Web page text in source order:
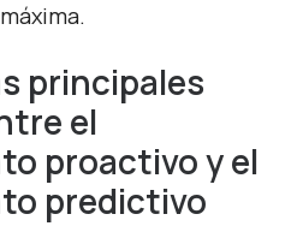
principales
el
proactivo y el
predictivo